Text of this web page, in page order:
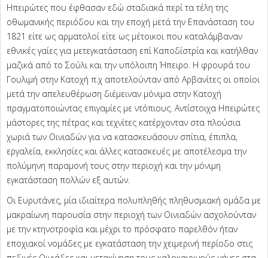
Ηπειρώτες που έφθασαν εδώ σταδιακά περί τα τέλη της
οθωμανικής περιόδου και την εποχή μετά την Επανάσταση του
1821 είτε ως αρματολοί είτε ως μέτοικοι που καταλάμβαναν
εθνικές γαίες για μετεγκατάσταση επί Καποδίστρία και κατήλθαν
μαζικά από το Σούλι και την υπόλοιπη Ήπειρο. Η φρουρά του
Γουλιμή στην Κατοχή π.χ αποτελούνταν από Αρβανίτες οι οποίοι
μετά την απελευθέρωση διέμειναν μόνιμα στην Κατοχή
πραγματοποιώντας επιγαμίες με ντόπιους. Αντίστοιχα Ηπειρώτες
μάστορες της πέτρας και τεχνίτες κατέρχονταν στα πλούσια
χωριά των Οινιαδών για να κατασκευάσουν σπίτια, έπιπλα,
εργαλεία, εκκλησίες και άλλες κατασκευές με αποτέλεσμα την
πολύμηνη παραμονή τους στην περιοχή και την μόνιμη
εγκατάσταση πολλών εξ αυτών.
Οι Ευρυτάνες, μία ιδιαίτερα πολυπληθής πληθυσμιακή ομάδα με
μακραίωνη παρουσία στην περιοχή των Οινιαδών ασχολούνταν
με την κτηνοτροφία και μέχρι το πρόσφατο παρελθόν ήταν
εποχιακοί νομάδες με εγκατάσταση την χειμερινή περίοδο στις